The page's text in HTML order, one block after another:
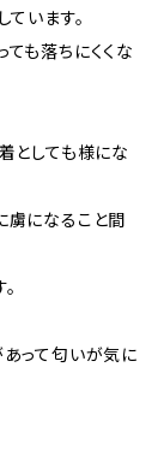
います。
も落ちにくくな
としても様にな
虜になること間
あって匂いが気に